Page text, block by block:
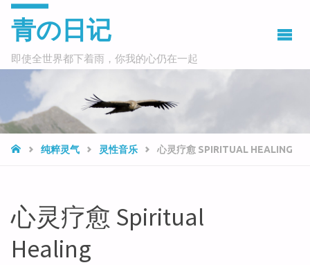
青の日记
即使全世界都下着雨，你我的心仍在一起
HOME纯粹灵气 灵性音乐 心灵疗愈 SPIRITUAL HEALING
心灵疗愈 Spiritual
Healing